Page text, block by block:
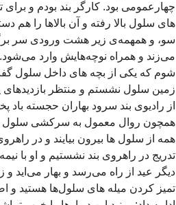
چهارعمومی بود. کارگر بند بودم و
های سلول بالا رفته و آن بالاها را هم
سو، و همهمه‌ی زیر هشت ورودی سر
می‌زند و همراه نوچه‌هایش وارد می‌شود.
شوم که یکی از بچه های داخل سلول
زمین سلول نشستم و منتظر بازدیدهای
از رادیوی بند سرود بهاران حجسته
همچون روال معمول به سرکشی سلول ها
همه از سلول ها بیرون بیایند و در
تدریج در راهروی بند نشستیم و او با
دیگر عید از راه می‌رسد و بهار می‌اید
تمیز کردن میله های سلول‌ها هستید و